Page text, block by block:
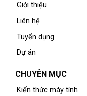
Giới thiệu
Liên hệ
Tuyển dụng
Dự án
CHUYÊN MỤC
Kiến thức máy tính